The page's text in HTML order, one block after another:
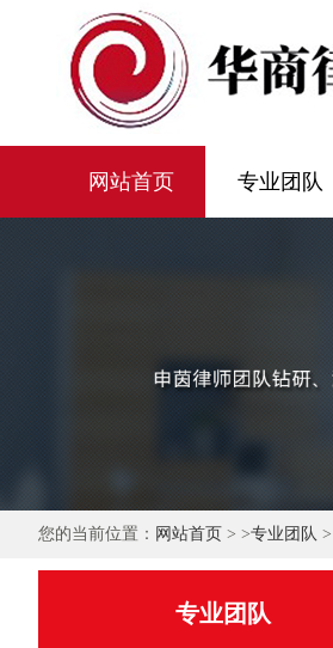
网站首页 专业团队
您的当前位置： 网站首页 > >专业团队 >
专业团队